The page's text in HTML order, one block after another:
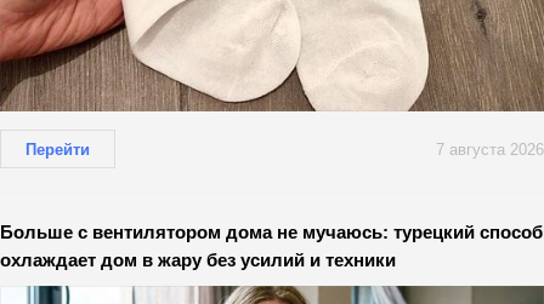
Перейти 7 августа 2026
Больше с вентилятором дома не мучаюсь: турецкий способ
охлаждает дом в жару без усилий и техники